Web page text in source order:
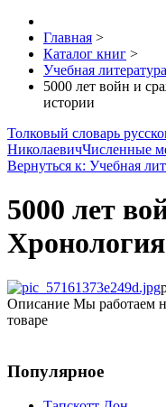
Главная >
Каталог книг >
Учебная литература
5000 лет войн и
истории
Толковый словарь
НиколаевичЧисленные
Вернуться к: Учебная
5000 лет
Описание Мы работаем
товаре
Популярное